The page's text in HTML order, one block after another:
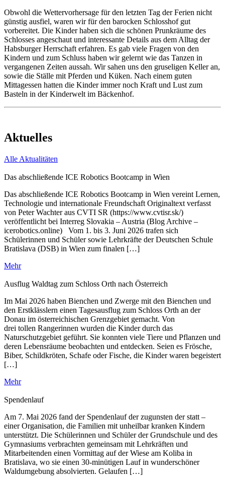
Obwohl die Wettervorhersage für den letzten Tag der Ferien nicht
günstig ausfiel, waren wir für den barocken Schlosshof gut
vorbereitet. Die Kinder haben sich die schönen Prunkräume des
Schlosses angeschaut und interessante Details aus dem Alltag der
Habsburger Herrschaft erfahren. Es gab viele Fragen von den
Kindern und zum Schluss haben wir gelernt wie das Tanzen in
vergangenen Zeiten aussah. Wir sahen uns den gruseligen Keller an,
sowie die Ställe mit Pferden und Küken. Nach einem guten
Mittagessen hatten die Kinder immer noch Kraft und Lust zum
Basteln in der Kinderwelt im Bäckenhof.
Aktuelles
Alle Aktualitäten
Das abschließende ICE Robotics Bootcamp in Wien
Das abschließende ICE Robotics Bootcamp in Wien vereint Lernen,
Technologie und internationale Freundschaft Originaltext verfasst
von Peter Wachter aus CVTI SR (https://www.cvtisr.sk/)
veröffentlicht bei Interreg Slovakia – Austria (Blog Archive –
icerobotics.online) Vom 1. bis 3. Juni 2026 trafen sich
Schülerinnen und Schüler sowie Lehrkräfte der Deutschen Schule
Bratislava (DSB) in Wien zum finalen […]
Mehr
Ausflug Waldtag zum Schloss Orth nach Österreich
Im Mai 2026 haben Bienchen und Zwerge mit den Bienchen und
den Erstklässlern einen Tagesausflug zum Schloss Orth an der
Donau im österreichischen Grenzgebiet gemacht. Von
drei tollen Rangerinnen wurden die Kinder durch das
Naturschutzgebiet geführt. Sie konnten viele Tiere und Pflanzen und
deren Lebensräume beobachten und entdecken. Seien es Frösche,
Biber, Schildkröten, Schafe oder Fische, die Kinder waren begeistert
[…]
Mehr
Spendenlauf
Am 7. Mai 2026 fand der Spendenlauf der zugunsten der statt –
einer Organisation, die Familien mit unheilbar kranken Kindern
unterstützt. Die Schülerinnen und Schüler der Grundschule und des
Gymnasiums verbrachten gemeinsam mit Lehrkräften und
Mitarbeitenden einen Vormittag auf der Wiese am Koliba in
Bratislava, wo sie einen 30-minütigen Lauf in wunderschöner
Waldumgebung absolvierten. Gelaufen […]